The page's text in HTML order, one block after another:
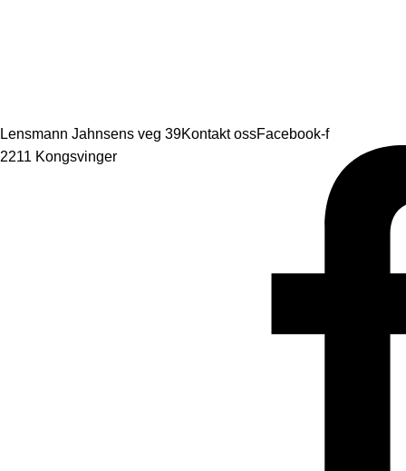
Lensmann Jahnsens veg 39
2211 Kongsvinger
Kontakt ossFacebook-f